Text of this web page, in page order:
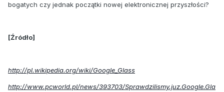
bogatych czy jednak początki nowej elektronicznej przyszłości?
[Źródło]
http://pl.wikipedia.org/wiki/Google_Glass
http://www.pcworld.pl/news/393703/Sprawdzilismy.juz.Google.Gla